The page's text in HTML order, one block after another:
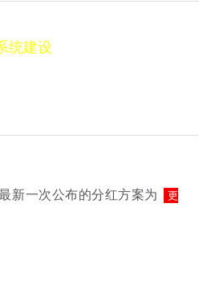
新一次公布的分红方案为 更